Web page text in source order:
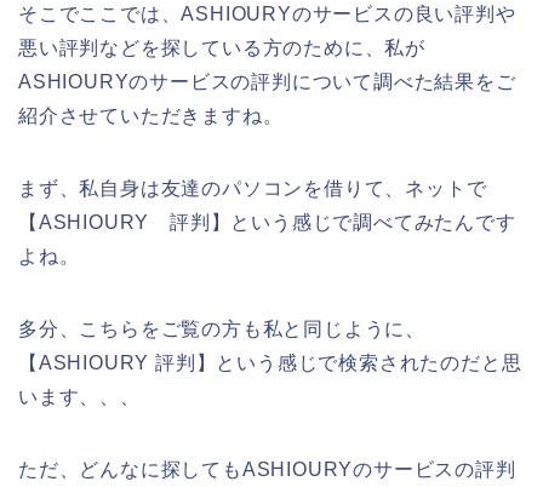
そこでここでは、ASHIOURYのサービスの良い評判や
悪い評判などを探している方のために、私が
ASHIOURYのサービスの評判について調べた結果をご
紹介させていただきますね。
まず、私自身は友達のパソコンを借りて、ネットで
【ASHIOURY 評判】という感じで調べてみたんです
よね。
多分、こちらをご覧の方も私と同じように、
【ASHIOURY 評判】という感じで検索されたのだと思
います、、、
ただ、どんなに探してもASHIOURYのサービスの評判